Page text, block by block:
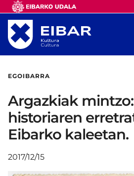
EGOIBARRA
Argazkiak
historiaren
Eibarko kaleetan.
2017/12/15